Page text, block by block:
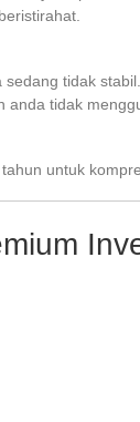
tidak
tidak
untuk